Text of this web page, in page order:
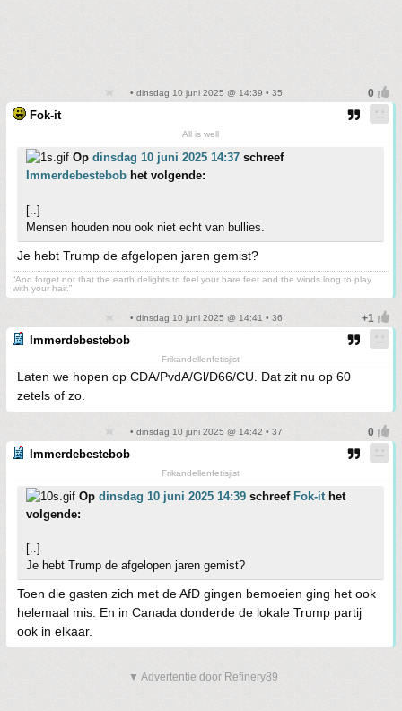
• dinsdag 10 juni 2025 @ 14:39 • 35
Fok-it
All is well
Op dinsdag 10 juni 2025 14:37 schreef
Immerdebestebob het volgende:
[..]
Mensen houden nou ook niet echt van bullies.
Je hebt Trump de afgelopen jaren gemist?
“And forget not that the earth delights to feel your bare feet and the winds long to play
with your hair.”
• dinsdag 10 juni 2025 @ 14:41 • 36
Immerdebestebob
Frikandellenfetisjist
Laten we hopen op CDA/PvdA/Gl/D66/CU. Dat zit nu op 60
zetels of zo.
• dinsdag 10 juni 2025 @ 14:42 • 37
Immerdebestebob
Frikandellenfetisjist
Op dinsdag 10 juni 2025 14:39 schreef Fok-ithet
volgende:
[..]
Je hebt Trump de afgelopen jaren gemist?
Toen die gasten zich met de AfD gingen bemoeien ging het ook
helemaal mis. En in Canada donderde de lokale Trump partij
ook in elkaar.
▼ Advertentie door Refinery89